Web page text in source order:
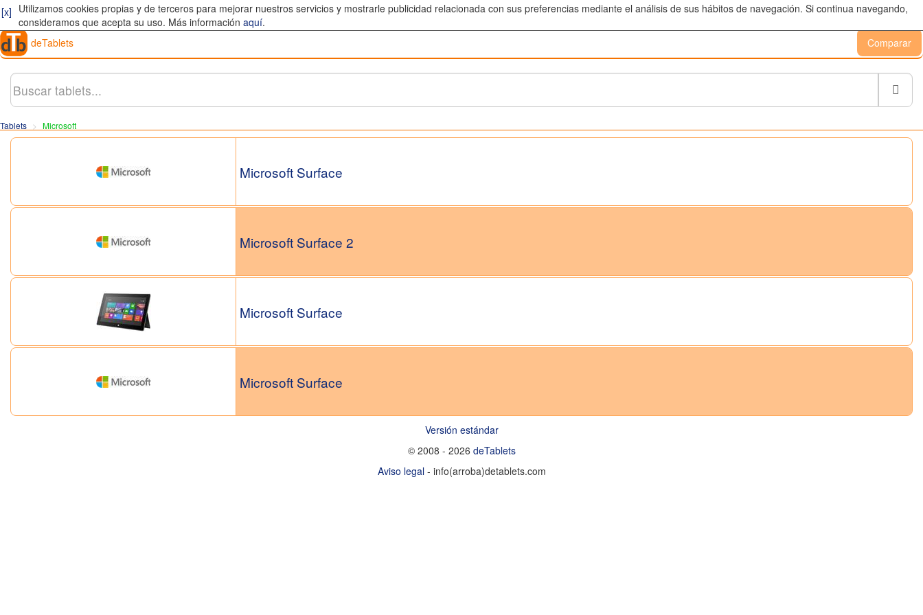
[x] Utilizamos cookies propias y de terceros para mejorar nuestros servicios y mostrarle publicidad relacionada con sus preferencias mediante el análisis de sus hábitos de navegación. Si continua navegando,
consideramos que acepta su uso. Más información aquí.
deTablets
Comparar
Tablets Microsoft
Microsoft Surface
Microsoft Surface 2
Microsoft Surface
Microsoft Surface
Versión estándar
© 2008 - 2026 deTablets
Aviso legal- info(arroba)detablets.com